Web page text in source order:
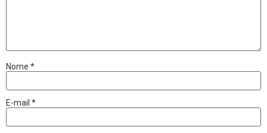
Nome *
E-mail *